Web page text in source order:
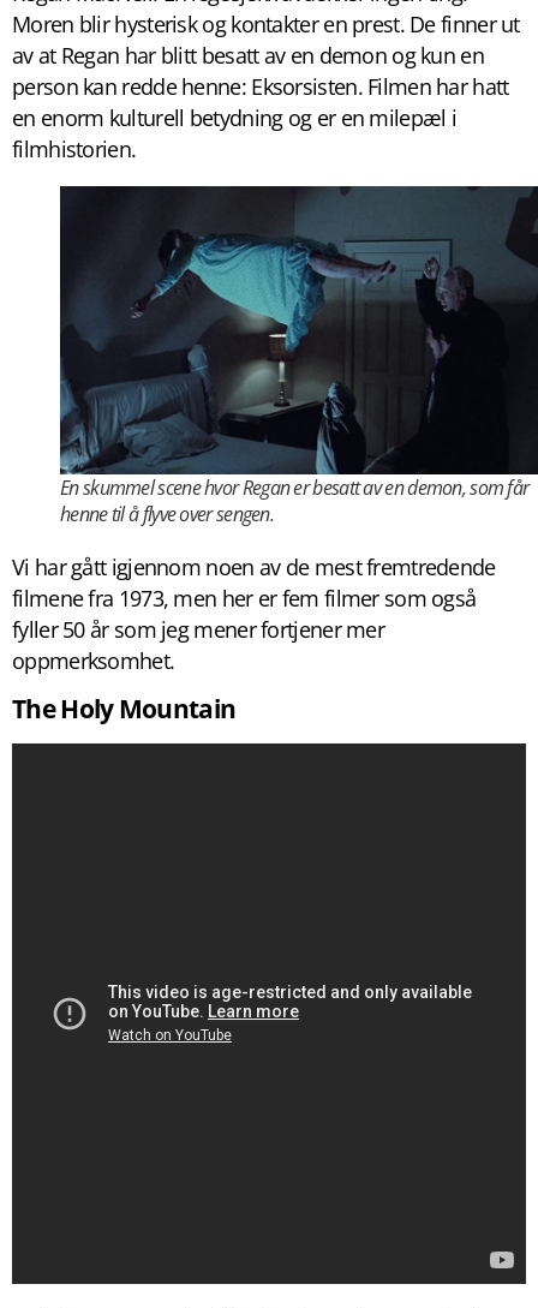
Moren blir hysterisk og kontakter en prest. De finner ut
av at Regan har blitt besatt av en demon og kun en
person kan redde henne: Eksorsisten. Filmen har hatt
en enorm kulturell betydning og er en milepæl i
filmhistorien.
En skummel scene hvor Regan er besatt av en demon, som får
henne til å flyve over sengen.
Vi har gått igjennom noen av de mest fremtredende
filmene fra 1973, men her er fem filmer som også
fyller 50 år som jeg mener fortjener mer
oppmerksomhet.
The Holy Mountain